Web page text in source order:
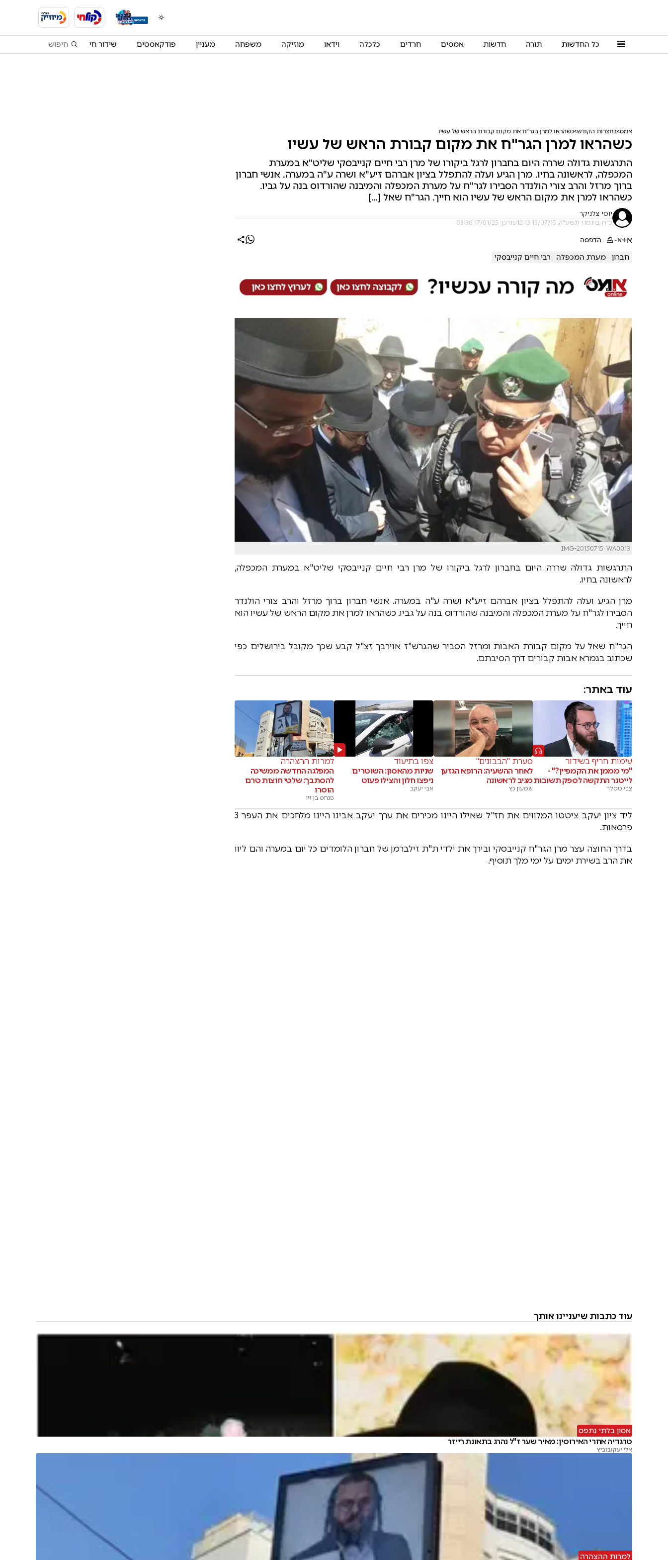
כל החדשות תורה חדשות אמסים חרדים כלכלה וידאו מוזיקה משפחה מעניין פודקאסטים שידור חי
אמס בחצרות הקודש כשהראו למרן הגר"ח את מקום קבורת הראש של עשיו
כשהראו למרן הגר"ח את מקום קבורת הראש של עשיו
התרגשות גדולה שררה היום בחברון לרגל ביקורו של מרן רבי חיים קנייבסקי שליט"א במערת
המכפלה, לראשונה בחיו. מרן הגיע ועלה להתפלל בציון אברהם זיע"א ושרה ע"ה במערה. אנשי חברון
ברוך מרזל והרב צורי הולנדר הסבירו לגר"ח על מערת המכפלה והמיבנה שהורדוס בנה על גביו.
כשהראו למרן את מקום הראש של עשיו הוא חייך. הגר"ח שאל […]
יוסי צלניקר
כ"ח בתמוז תשע"ה, 15/07/15 12:13 עודכן: 17/01/25 03:30
א+א- הדפסה
חברון מערת המכפלה רבי חיים קנייבסקי
IMG-20150715-WA0013
התרגשות גדולה שררה היום בחברון לרגל ביקורו של מרן רבי חיים קנייבסקי שליט"א במערת המכפלה,
לראשונה בחיו.
מרן הגיע ועלה להתפלל בציון אברהם זיע"א ושרה ע"ה במערה. אנשי חברון ברוך מרזל והרב צורי הולנדר
הסבירו לגר"ח על מערת המכפלה והמיבנה שהורדוס בנה על גביו. כשהראו למרן את מקום הראש של עשיו הוא
חייך.
הגר"ח שאל על מקום קבורת האבות ומרזל הסביר שהגרש"ז אוירבך זצ"ל קבע שכך מקובל בירושלים כפי
שכתוב בגמרא אבות קבורים דרך הסיבתם.
עוד באתר:
עימות חריף בשידור
"מי מממן את הקמפיין?" -
לייטנר התקשה לספק תשובות
צבי טסלר
סערת "הבבונים"
לאחר ההשעיה: הרופא הגזען
מגיב לראשונה
שמעון כץ
צפו בתיעוד
שניות מהאסון: השוטרים
ניפצו חלון והצילו פעוט
אבי יעקב
למרות ההצהרה
המפלגה החדשה ממשיכה
להסתבך: שלטי חוצות טרם
הוסרו
פנחס בן זיו
ליד ציון יעקב ציטטו המלווים את חז"ל שאילו היינו מכירים את ערך יעקב אבינו היינו מלחכים את העפר 3
פרסאות.
בדרך החוצה עצר מרן הגר"ח קנייבסקי ובירך את ילדי ת"ת זילברמן של חברון הלומדים כל יום במערה והם ליוו
את הרב בשירת ימים על ימי מלך תוסיף.
עוד כתבות שיעניינו אותך
אסון בלתי נתפס
טרגדיה אחרי האירוסין: מאיר שער ז"ל נהרג בתאונת רייזר
אלי יעקובוביץ
למרות ההצהרה